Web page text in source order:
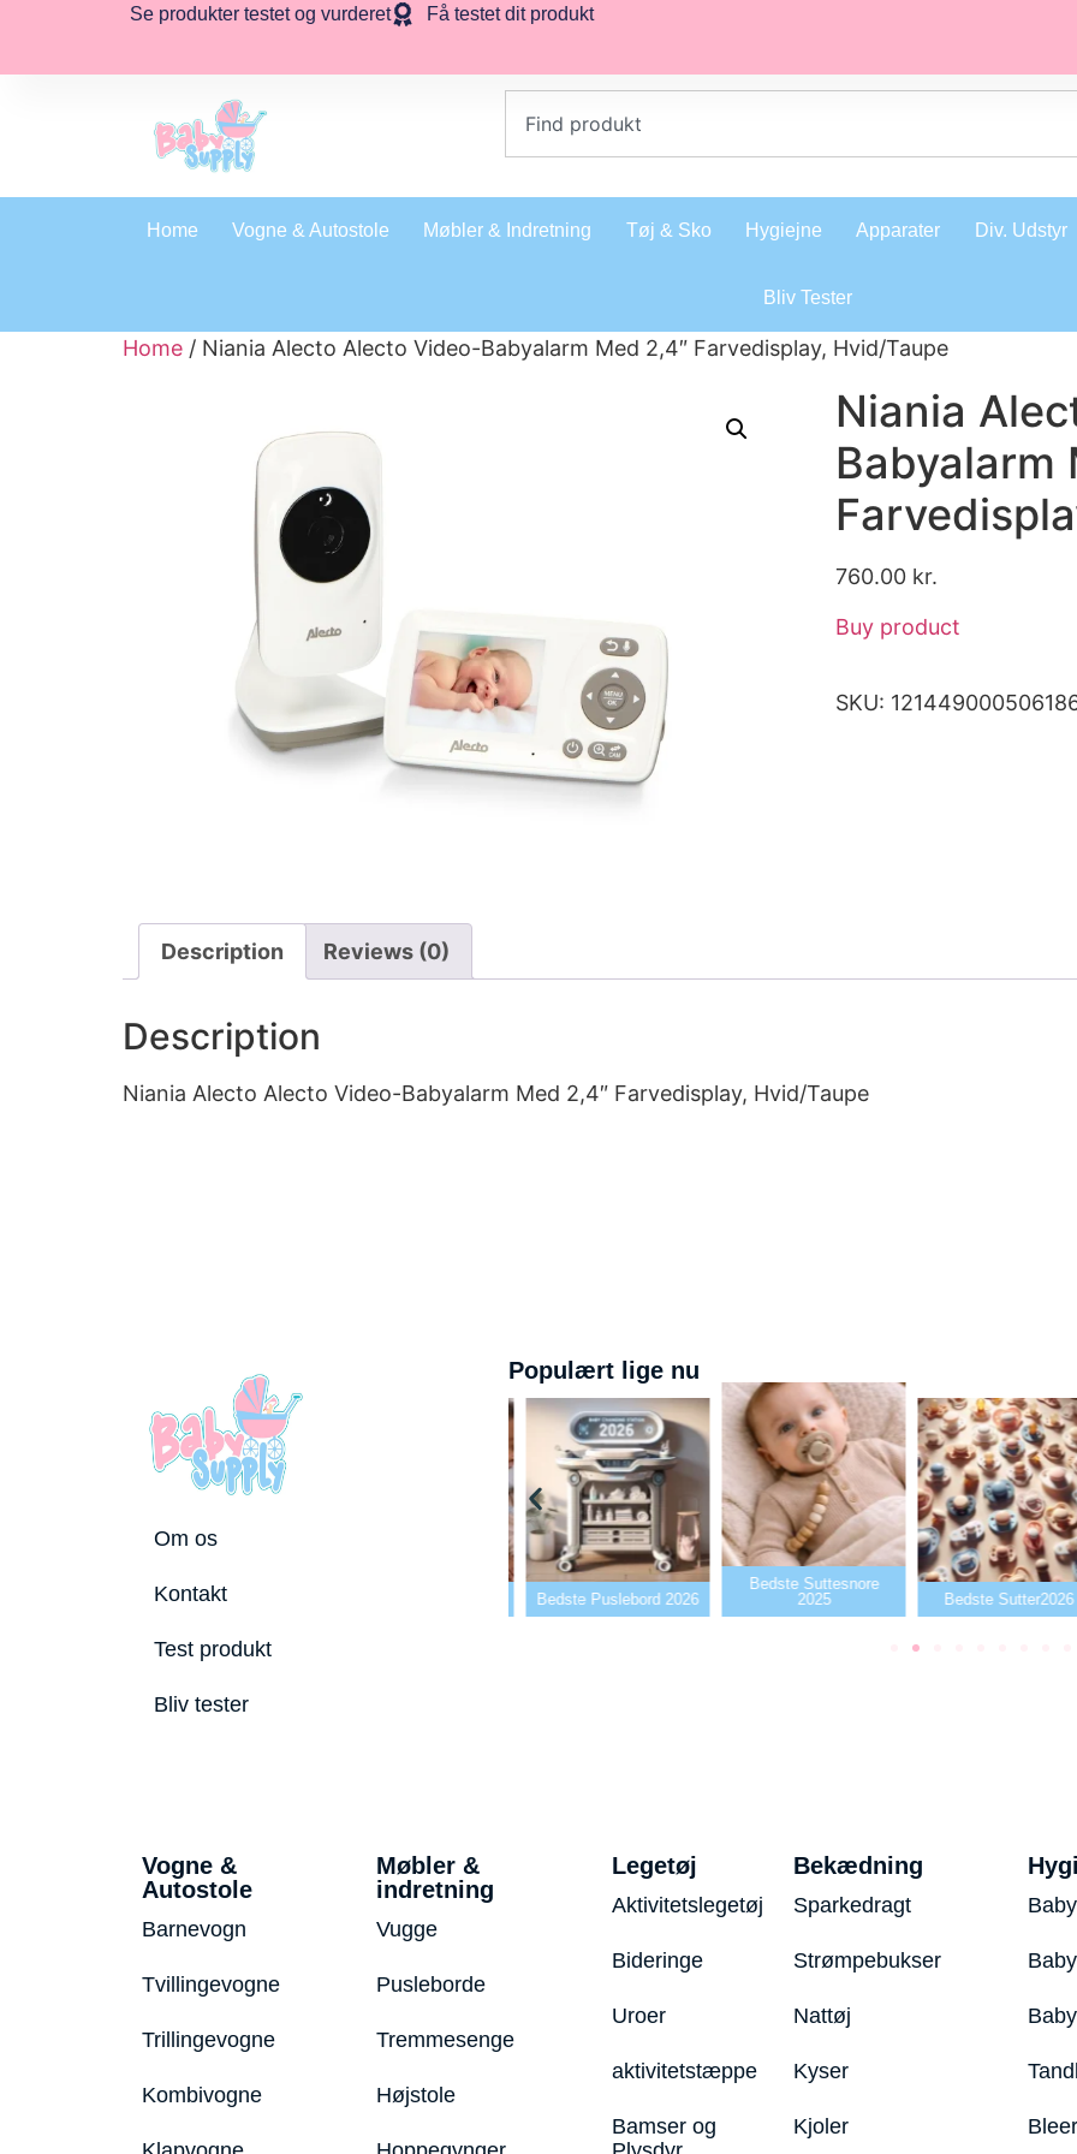
Se produkter testet og vurderet Få testet dit produkt
Home Vogne & Autostole Møbler & Indretning Tøj & Sko Hygiejne Apparater Div. Udstyr
Bliv Tester
Home / Niania Alecto Alecto Video-Babyalarm Med 2,4″ Farvedisplay, Hvid/Taupe
Niania
Babyalarm
760.00 kr.
Buy product
SKU:
Description Reviews (0)
Description
Niania Alecto Alecto Video-Babyalarm Med 2,4″ Farvedisplay, Hvid/Taupe
Om os
Kontakt
Test produkt
Bliv tester
Populært lige nu
Bedste puslepude 2026 Bedste Puslebord 2026
Bedste Suttesnore
2025
Bedste Sutter2026
Vogne &
Autostole
Barnevogn
Tvillingevogne
Trillingevogne
Kombivogne
Møbler &
indretning
Vugge
Pusleborde
Tremmesenge
Højstole
Legetøj
Aktivitetslegetøj
Bideringe
Uroer
aktivitetstæppe
Bamser og
Bekædning
Sparkedragt
Strømpebukser
Nattøj
Kyser
Kjoler